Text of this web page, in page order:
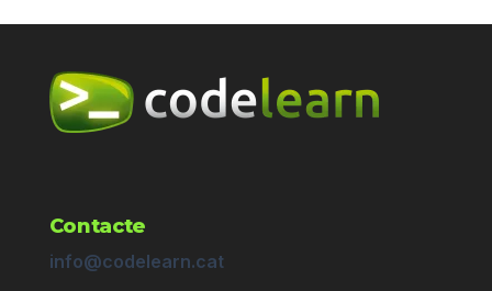
Contacte
info@codelearn.cat